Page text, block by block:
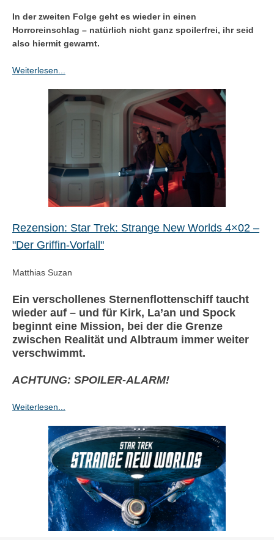
In der zweiten Folge geht es wieder in einen
Horroreinschlag – natürlich nicht ganz spoilerfrei, ihr seid
also hiermit gewarnt.
Weiterlesen...
Rezension: Star Trek: Strange New Worlds 4×02 –
"Der Griffin-Vorfall"
Matthias Suzan
Ein verschollenes Sternenflottenschiff taucht
wieder auf – und für Kirk, La’an und Spock
beginnt eine Mission, bei der die Grenze
zwischen Realität und Albtraum immer weiter
verschwimmt.
ACHTUNG: SPOILER-ALARM!
Weiterlesen...